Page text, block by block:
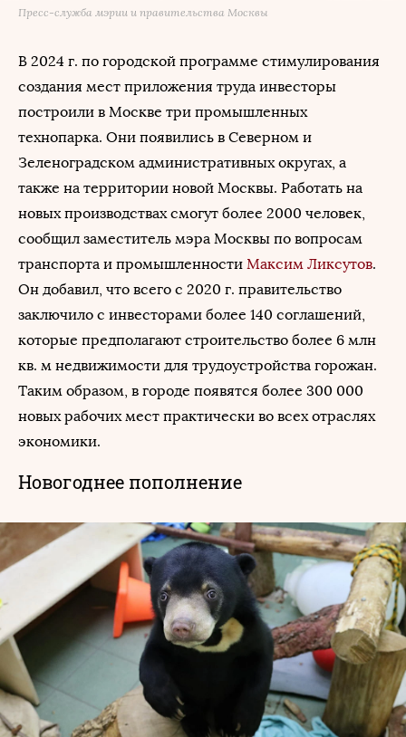
Пресс-служба мэрии и правительства Москвы
В 2024 г. по городской программе стимулирования
создания мест приложения труда инвесторы
построили в Москве три промышленных
технопарка. Они появились в Северном и
Зеленоградском административных округах, а
также на территории новой Москвы. Работать на
новых производствах смогут более 2000 человек,
сообщил заместитель мэра Москвы по вопросам
транспорта и промышленности Максим Ликсутов.
Он добавил, что всего с 2020 г. правительство
заключило с инвесторами более 140 соглашений,
которые предполагают строительство более 6 млн
кв. м недвижимости для трудоустройства горожан.
Таким образом, в городе появятся более 300 000
новых рабочих мест практически во всех отраслях
экономики.
Новогоднее пополнение